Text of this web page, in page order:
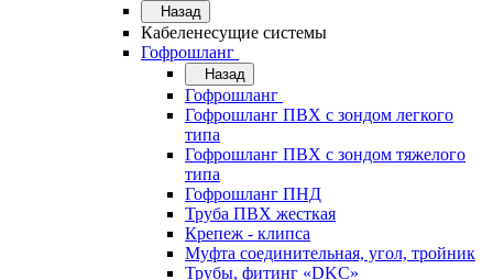
Назад
Кабеленесущие системы
Гофрошланг
Назад
Гофрошланг
Гофрошланг ПВХ с зондом легкого
типа
Гофрошланг ПВХ с зондом тяжелого
типа
Гофрошланг ПНД
Труба ПВХ жесткая
Крепеж - клипса
Муфта соединительная, угол, тройник
Трубы, фитинг «DKC»